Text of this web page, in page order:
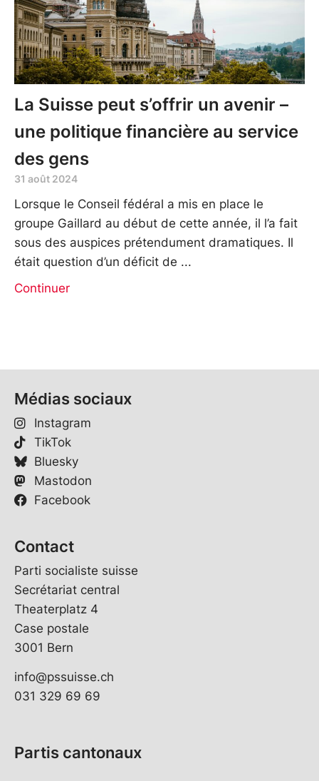
La Suisse peut s’offrir un avenir –
une politique financière au service
des gens
31 août 2024
Lorsque le Conseil fédéral a mis en place le
groupe Gaillard au début de cette année, il l’a fait
sous des auspices prétendument dramatiques. Il
était question d’un déficit de
Continuer
Médias sociaux
Instagram
TikTok
Bluesky
Mastodon
Facebook
Contact
Parti socialiste suisse
Secrétariat central
Theaterplatz 4
Case postale
3001 Bern
info@pssuisse.ch
031 329 69 69
Partis cantonaux